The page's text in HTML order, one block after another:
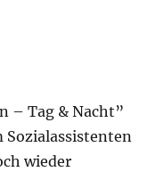
– Tag & Nacht”
Sozialassistenten
wieder